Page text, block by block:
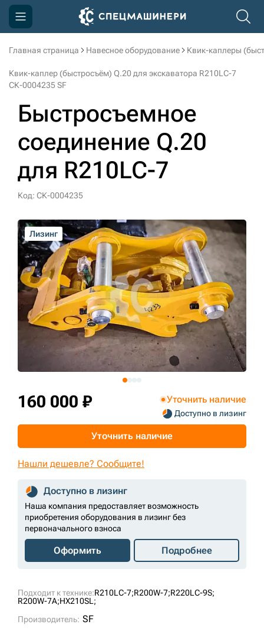
Главная страница Навесное оборудование Квик-каплеры
Квик-каплер (быстросъём) Q.20 для экскаватора R210LC-7
СК-0004235 SF
Быстросъемное
соединение Q.20
для R210LC-7
Код: СК-0004235
Лизинг
Лизинг
Лизинг
Лизинг
Подходит к технике:R210LC-7;R200W-7;R220LC-9S;
R200W-7A;HX210SL;
Производитель: SF
160 000 ₽ Уточнить наличие
Доступно в лизинг
Уточнить наличие
Нашли дешевле? Сообщите!
Доступно в лизинг
Наша компания предоставляет возможность
приобретения оборудования в лизинг без
первоначального взноса
Оформить Подробнее
Компания
Акции
Доставка и оплата
3D тур по производству
sksale@skdst.ru
+7 (499) 394-50-93